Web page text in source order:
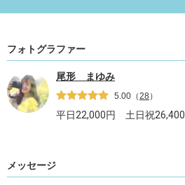
フォトグラファー
尾形 まゆみ
5.00 （28）
平日22,000円 土日祝26,400
メッセージ